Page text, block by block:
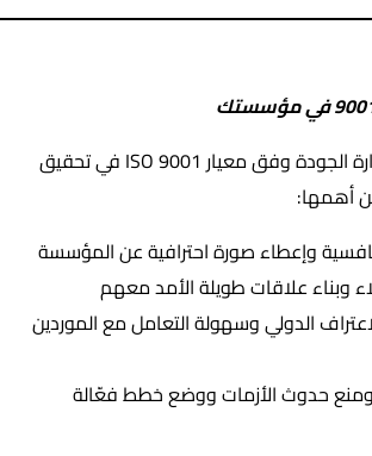
يسهم تطبيق نظام إدارة الجودة وفق معيار ISO 9001 في تحقيق
أهمها:
وإعطاء صورة احترافية عن المؤسسة
وبناء علاقات طويلة الأمد معهم
الدولي وسهولة التعامل مع الموردين
ومنع حدوث الأزمات ووضع خطط فعّالة